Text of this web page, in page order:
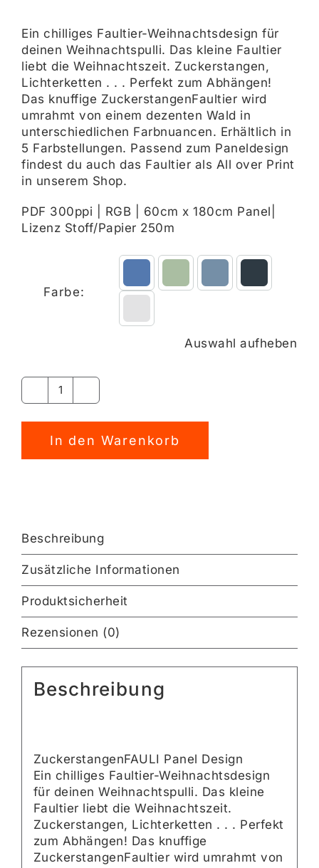
Ein chilliges Faultier-Weihnachtsdesign für
deinen Weihnachtspulli. Das kleine Faultier
liebt die Weihnachtszeit. Zuckerstangen,
Lichterketten . . . Perfekt zum Abhängen!
Das knuffige ZuckerstangenFaultier wird
umrahmt von einem dezenten Wald in
unterschiedlichen Farbnuancen. Erhältlich in
5 Farbstellungen. Passend zum Paneldesign
findest du auch das Faultier als All over Print
in unserem Shop.
PDF 300ppi | RGB | 60cm x 180cm Panel|
Lizenz Stoff/Papier 250m
Farbe:
Auswahl aufheben
ZuckerstangenFAULI
Menge
In den Warenkorb
Beschreibung
Zusätzliche Informationen
Produktsicherheit
Rezensionen (0)
Beschreibung
ZuckerstangenFAULI Panel Design
Ein chilliges Faultier-Weihnachtsdesign
für deinen Weihnachtspulli. Das kleine
Faultier liebt die Weihnachtszeit.
Zuckerstangen, Lichterketten . . . Perfekt
zum Abhängen! Das knuffige
ZuckerstangenFaultier wird umrahmt von